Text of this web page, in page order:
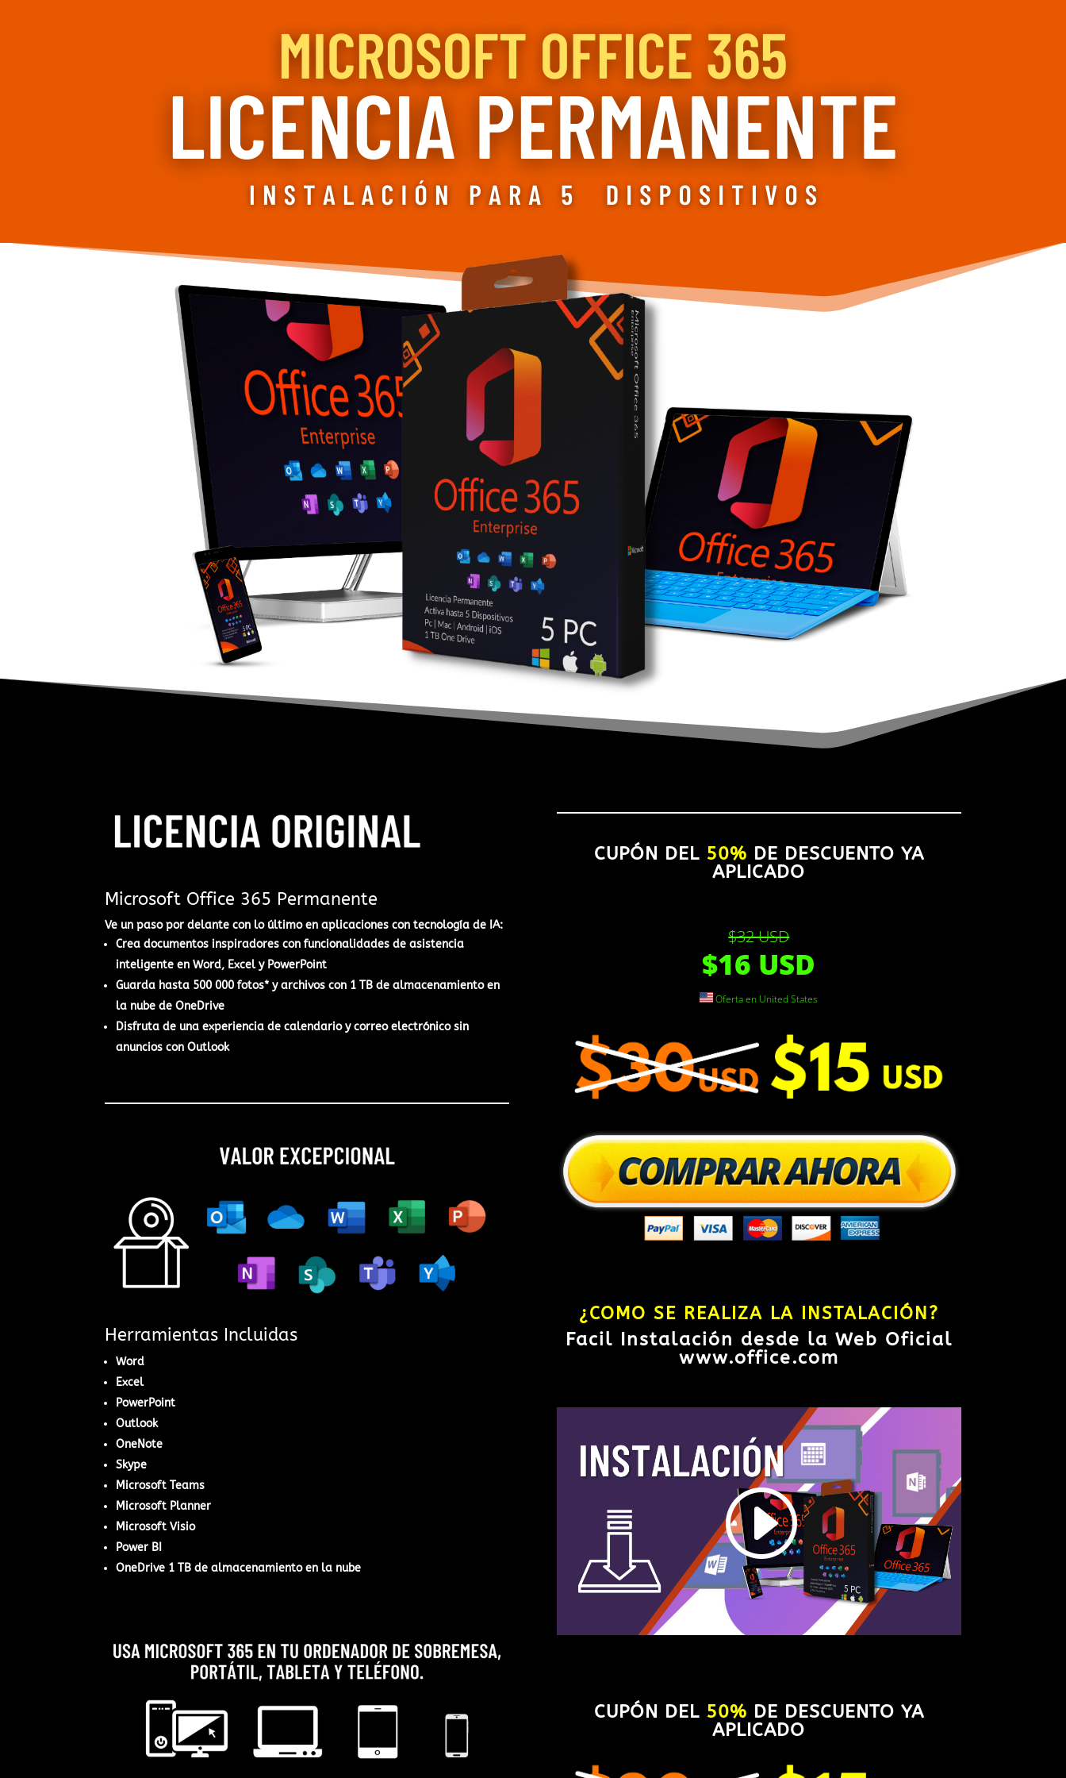
Microsoft Office 365 Permanente
Ve un paso por delante con lo último en aplicaciones con tecnología de IA:​
Crea documentos inspiradores con funcionalidades de asistencia
inteligente en Word, Excel y PowerPoint​
Guarda hasta 500 000 fotos* y archivos con 1 TB de almacenamiento en
la nube de OneDrive
Disfruta de una experiencia de calendario y correo electrónico sin
anuncios con Outlook
Herramientas Incluidas
Word
Excel
PowerPoint
Outlook
OneNote
Skype
Microsoft Teams
Microsoft Planner
Microsoft Visio
Power BI
OneDrive 1 TB de almacenamiento en la nube
CUPÓN DEL 50% DE DESCUENTO YA
APLICADO
$32 USD
$16 USD
Oferta en United States
¿COMO SE REALIZA LA INSTALACIÓN?
Facil Instalación desde la Web Oficial
www.office.com
CUPÓN DEL 50% DE DESCUENTO YA
APLICADO